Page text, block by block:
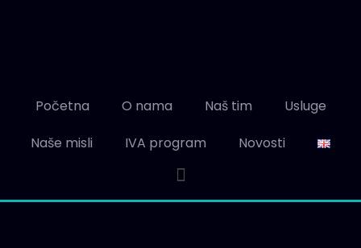
Početna O nama Naš tim
Usluge
Naše misli
IVA program Novosti